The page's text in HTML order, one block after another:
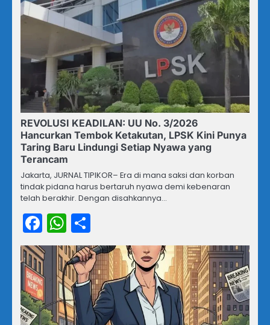
REVOLUSI KEADILAN: UU No. 3/2026
Hancurkan Tembok Ketakutan, LPSK Kini Punya
Taring Baru Lindungi Setiap Nyawa yang
Terancam
Jakarta, JURNAL TIPIKOR– Era di mana saksi dan korban
tindak pidana harus bertaruh nyawa demi kebenaran
telah berakhir. Dengan disahkannya…
Facebook
WhatsApp